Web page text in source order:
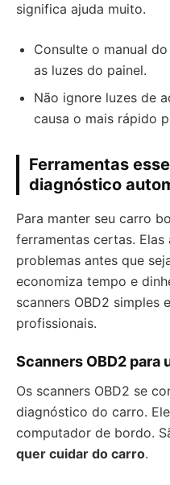
significa ajuda muito.
Consulte o manual
as luzes do painel.
Não ignore luzes de
causa o mais rápido
Ferramentas
diagnóstico
Para manter seu carro
ferramentas certas.
problemas antes que
economiza tempo e
scanners OBD2 simples
profissionais.
Scanners OBD2 para
Os scanners OBD2 se
diagnóstico do carro.
computador de bordo.
quer cuidar do carro.